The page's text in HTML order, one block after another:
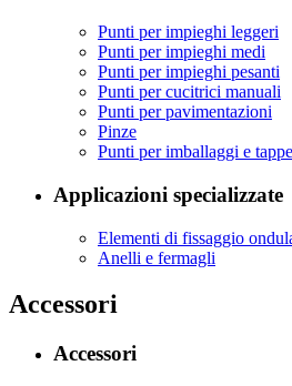
Punti per impieghi leggeri
Punti per impieghi medi
Punti per impieghi pesanti
Punti per cucitrici manuali
Punti per pavimentazioni
Pinze
Punti per imballaggi e
Applicazioni specializzate
Elementi di fissaggio
Anelli e fermagli
Accessori
Accessori